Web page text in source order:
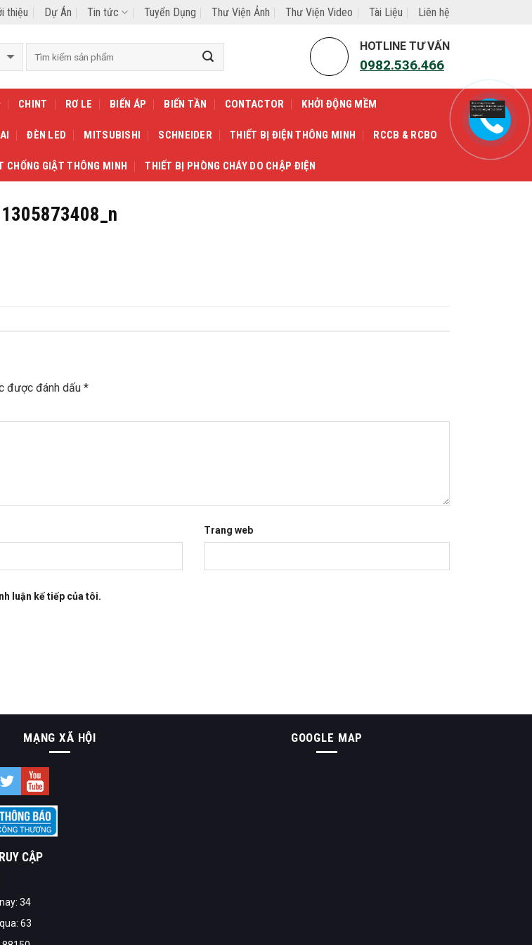
thiệu Dự Án Tin tức Tuyển Dụng Thư Viện Ảnh Thư Viện Video Tài Liệu Liên hệ
HOTLINE TƯ VẤN
0982.536.466
CHINT RƠ LE BIẾN ÁP BIẾN TẦN CONTACTOR KHỞI ĐỘNG MỀM
ĐÈN LED MITSUBISHI SCHNEIDER THIẾT BỊ ĐIỆN THÔNG MINH RCCB & RCBO
CHỐNG GIẬT THÔNG MINH THIẾT BỊ PHÒNG CHÁY DO CHẬP ĐIỆN
được đánh dấu *
Trang web
luận kế tiếp của tôi.
MẠNG XÃ HỘI
CẬP
34
63
GOOGLE MAP